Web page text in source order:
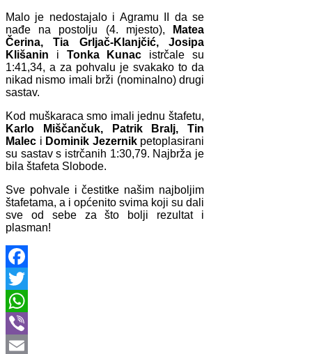
Malo je nedostajalo i Agramu II da se
nađe na postolju (4. mjesto),
Matea
Čerina, Tia Grljač-Klanjčić, Josipa
Klišanin i Tonka Kunac istrčale su
1:41,34, a za pohvalu je svakako to da
nikad nismo imali brži (nominalno) drugi
sastav.
Kod muškaraca smo imali jednu štafetu,
Karlo Miščančuk, Patrik Bralj, Tin
Malec i Dominik Jezernikpetoplasirani
su sastav s istrčanih 1:30,79. Najbrža je
bila štafeta Slobode.
Sve pohvale i čestitke našim najboljim
štafetama, a i općenito svima koji su dali
sve od sebe za što bolji rezultat i
plasman!
Facebook
Twitter
WhatsApp
Viber